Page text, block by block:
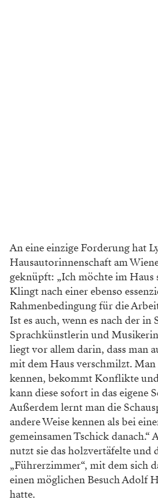
An eine einzige Forderung hat
Hausautorinnenschaft am
geknüpft: „Ich möchte im Haus
Klingt nach einer ebenso
Rahmenbedingung für die
Ist es auch, wenn es nach der in
Sprachkünstlerin und
liegt vor allem darin, dass man
mit dem Haus verschmilzt.
kennen, bekommt Konflikte
kann diese sofort in das eigene
Außerdem lernt man die
andere Weise kennen als bei
gemeinsamen Tschick danach.“
nutzt sie das holzvertäfelte und
„Führerzimmer“, mit dem sich
einen möglichen Besuch Adolf
hatte.